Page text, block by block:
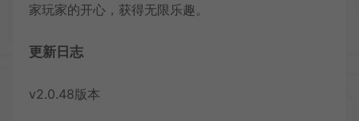
家玩家的开心，获得无限乐趣。
更新日志
v2.0.48版本